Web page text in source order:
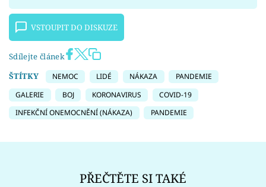
VSTOUPIT DO DISKUZE
Sdílejte článek
ŠTÍTKY
NEMOC LIDÉ NÁKAZA
PANDEMIE
GALERIE
BOJ KORONAVIRUS
COVID-19
INFEKČNÍ ONEMOCNĚNÍ (NÁKAZA)
PANDEMIE
PŘEČTĚTE SI TAKÉ